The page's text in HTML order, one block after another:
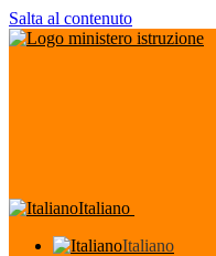
Salta al contenuto
Italiano
Italiano